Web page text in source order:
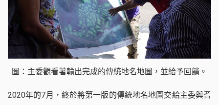
圖：主委觀看著輸出完成的傳統地名地圖，並給予回饋。
2020年的7月，終於將第一版的傳統地名地圖交給主委與耆